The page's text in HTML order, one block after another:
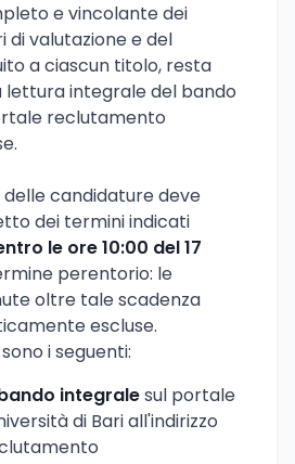
e vincolante dei
di valutazione e del
a ciascun titolo, resta
lettura integrale del bando
reclutamento
candidature deve
dei termini indicati
le ore 10:00 del 17
perentorio: le
oltre tale scadenza
escluse.
i seguenti:
integralesul portale
di Bari all'indirizzo